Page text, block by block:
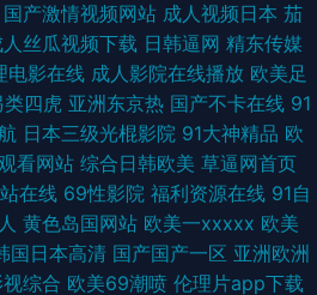
在线免费观看 新中文字幕Av 免费午夜网站
荡乳 欧美国产激情二区三区 国产91最新欧
影院在线观看免费完整高清电影动漫 国产tv
欧产美韩系列 国产真实强奷网站在 99热爱久
看 WW含羞草传媒在线观看 一区二区三区中
国产激情视频网站 成人视频日本 茄
人丝瓜视频下载 日韩逼网 精东传媒
电影在线 成人影院在线播放 欧美足
类四虎 亚洲东京热 国产不卡在线 91
日本三级光棍影院 91大神精品 欧
看网站 综合日韩欧美 草逼网首页
在线 69性影院 福利资源在线 91自
黄色岛国网站 欧美一xxxxx 欧美
国日本高清 国产国产一区 亚洲欧洲
综合 欧美69潮喷 伦理片app下载